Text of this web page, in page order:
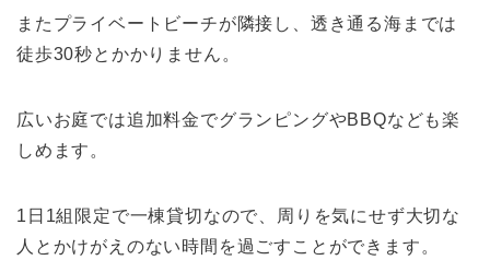
またプライベートビーチが隣接し、透き通る海までは
徒歩30秒とかかりません。
広いお庭では追加料金でグランピングやBBQなども楽
しめます。
1日1組限定で一棟貸切なので、周りを気にせず大切な
人とかけがえのない時間を過ごすことができます。